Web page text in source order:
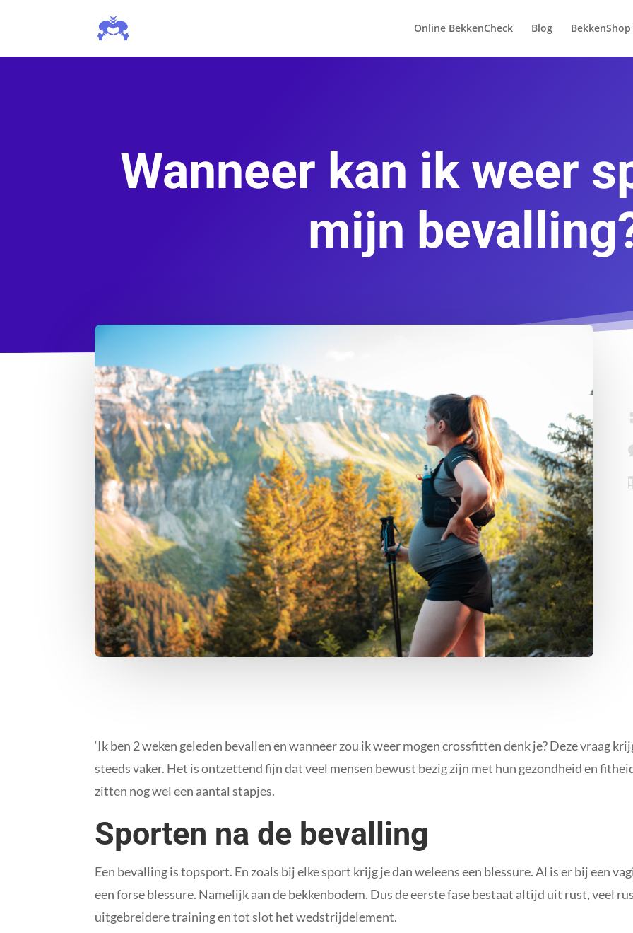
Online BekkenCheck Blog BekkenShop
Wanneer kan ik weer
mijn
‘Ik ben 2 weken geleden bevallen en wanneer zou ik weer mogen crossfitten denk je? Deze vraag
steeds vaker. Het is ontzettend fijn dat veel mensen bewust bezig zijn met hun gezondheid en
zitten nog wel een aantal stapjes.
Sporten na de bevalling
Een bevalling is topsport. En zoals bij elke sport krijg je dan weleens een blessure. Al is er bij een
een forse blessure. Namelijk aan de bekkenbodem. Dus de eerste fase bestaat altijd uit rust, veel
uitgebreidere training en tot slot het wedstrijdelement.